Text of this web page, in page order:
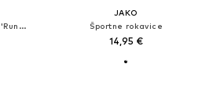
Športna torbica za okrog pasu 'Running Belt Waist'
JAKO
Športne rokavice
14,95 €